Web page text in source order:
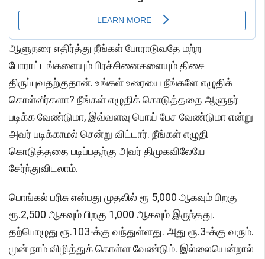
ஆளுநரை எதிர்த்து நீங்கள் போராடுவதே மற்ற
போராட்டங்களையும் பிரச்சினைகளையும் திசை
திருப்புவதற்குதான். உங்கள் உரையை நீங்களே எழுதிக்
கொள்வீர்களா? நீங்கள் எழுதிக் கொடுத்ததை ஆளுநர்
படிக்க வேண்டுமா, இவ்வளவு பொய் பேச வேண்டுமா என்று
அவர் படிக்காமல் சென்று விட்டார். நீங்கள் எழுதி
கொடுத்ததை படிப்பதற்கு அவர் திமுகவிலேயே
சேர்ந்துவிடலாம்.
பொங்கல் பரிசு என்பது முதலில் ரூ 5,000 ஆகவும் பிறகு
ரூ.2,500 ஆகவும் பிறகு 1,000 ஆகவும் இருந்தது.
தற்பொழுது ரூ.103-க்கு வந்துள்ளது. அது ரூ.3-க்கு வரும்.
முன் நாம் விழித்துக் கொள்ள வேண்டும். இல்லையென்றால்